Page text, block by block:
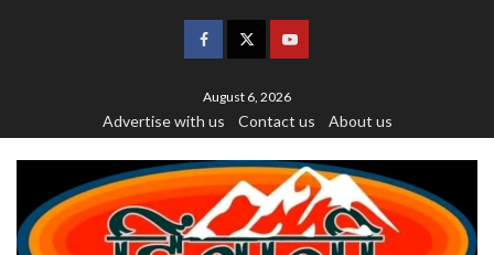
August 6, 2026
Advertise with us Contact us About us